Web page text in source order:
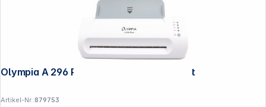
Olympia A 296 Plus DIN A 4 Laminiergerät
Artikel-Nr.:879753